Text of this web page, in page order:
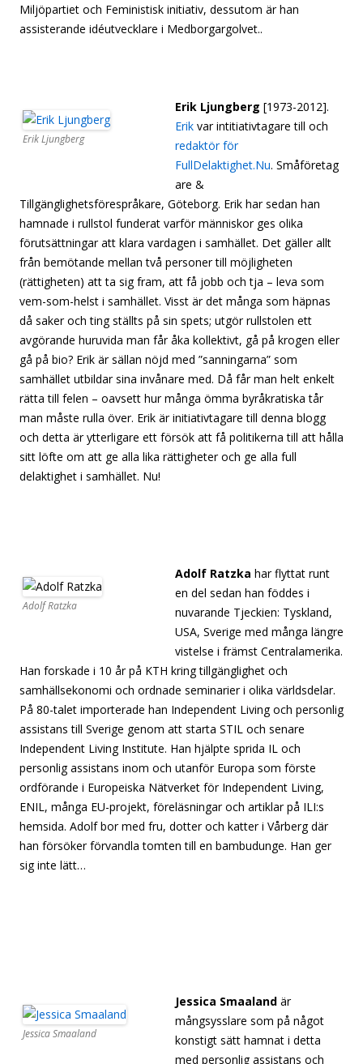
Miljöpartiet och Feministisk initiativ, dessutom är han
assisterande idéutvecklare i Medborgargolvet..
Erik Ljungberg
Erik Ljungberg [1973-2012].
Erik var intitiativtagare till och
redaktör för
FullDelaktighet.Nu. Småföretag
are &
Tillgänglighetsförespråkare, Göteborg. Erik har sedan han
hamnade i rullstol funderat varför människor ges olika
förutsättningar att klara vardagen i samhället. Det gäller allt
från bemötande mellan två personer till möjligheten
(rättigheten) att ta sig fram, att få jobb och tja – leva som
vem-som-helst i samhället. Visst är det många som häpnas
då saker och ting ställts på sin spets; utgör rullstolen ett
avgörande huruvida man får åka kollektivt, gå på krogen eller
gå på bio? Erik är sällan nöjd med ”sanningarna” som
samhället utbildar sina invånare med. Då får man helt enkelt
rätta till felen – oavsett hur många ömma byråkratiska tår
man måste rulla över. Erik är initiativtagare till denna blogg
och detta är ytterligare ett försök att få politikerna till att hålla
sitt löfte om att ge alla lika rättigheter och ge alla full
delaktighet i samhället. Nu!
Adolf Ratzka
Adolf Ratzka har flyttat runt
en del sedan han föddes i
nuvarande Tjeckien: Tyskland,
USA, Sverige med många längre
vistelse i främst Centralamerika.
Han forskade i 10 år på KTH kring tillgänglighet och
samhällsekonomi och ordnade seminarier i olika världsdelar.
På 80-talet importerade han Independent Living och personlig
assistans till Sverige genom att starta STIL och senare
Independent Living Institute. Han hjälpte sprida IL och
personlig assistans inom och utanför Europa som förste
ordförande i Europeiska Nätverket för Independent Living,
ENIL, många EU-projekt, föreläsningar och artiklar på ILI:s
hemsida. Adolf bor med fru, dotter och katter i Vårberg där
han försöker förvandla tomten till en bambudunge. Han ger
sig inte lätt…
Jessica Smaaland
Jessica Smaaland är
mångsysslare som på något
konstigt sätt hamnat i detta
med personlig assistans och